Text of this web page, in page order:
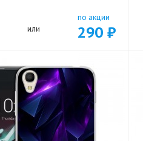
или
по акции
290 ₽